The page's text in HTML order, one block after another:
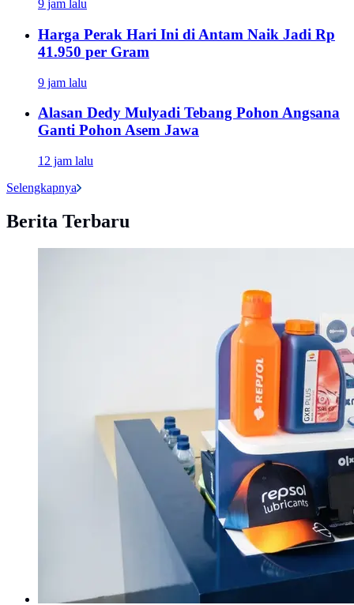
9 jam lalu
Harga Perak Hari Ini di Antam Naik Jadi Rp
41.950 per Gram
9 jam lalu
Alasan Dedy Mulyadi Tebang Pohon Angsana
Ganti Pohon Asem Jawa
12 jam lalu
Selengkapnya
Berita Terbaru